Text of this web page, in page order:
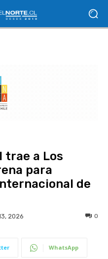
trae a Los
para
de
2026 0
WhatsApp